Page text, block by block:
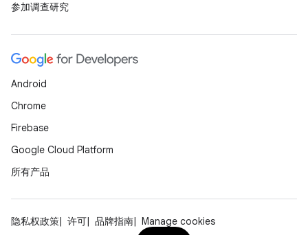
参加调查研究
Android
Chrome
Firebase
Google Cloud Platform
所有产品
隐私权政策 许可 品牌指南 Manage cookies